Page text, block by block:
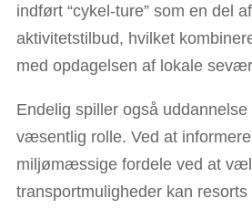
indført “cykel-ture” som en del
aktivitetstilbud, hvilket
med opdagelsen af lokale
Endelig spiller også
væsentlig rolle. Ved at
miljømæssige fordele ved at
transportmuligheder kan